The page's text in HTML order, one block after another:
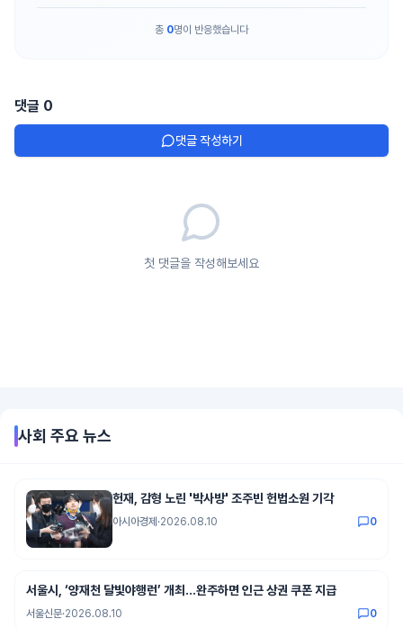
총 0명이 반응했습니다
댓글 0
댓글 작성하기
첫 댓글을 작성해보세요
사회 주요 뉴스
헌재, 감형 노린 '박사방' 조주빈 헌법소원 기각
아시아경제 ·2026.08.10 0
서울시, ‘양재천 달빛야행런’ 개최…완주하면 인근 상권 쿠폰 지급
서울신문·2026.08.10 0